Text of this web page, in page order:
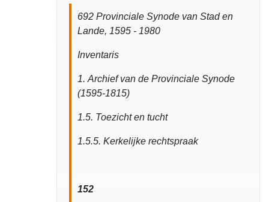
692 Provinciale Synode van Stad en
Lande, 1595 - 1980
Inventaris
1. Archief van de Provinciale Synode
(1595-1815)
1.5. Toezicht en tucht
1.5.5. Kerkelijke rechtspraak
152